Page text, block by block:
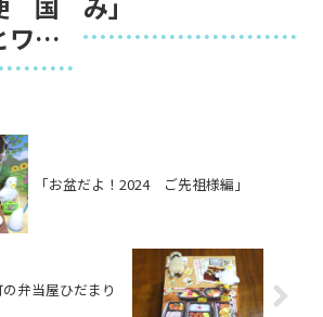
ワイ
「お盆だよ！2024 ご先祖様編」
弁当屋ひだまり